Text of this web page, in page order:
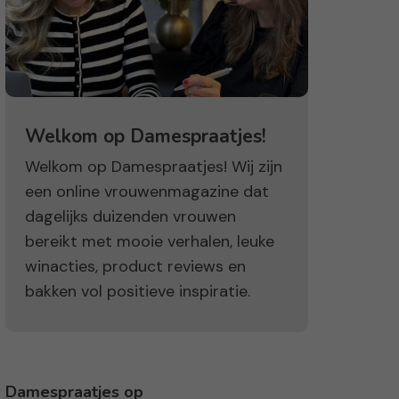
Welkom op Damespraatjes!
Welkom op Damespraatjes! Wij zijn
een online vrouwenmagazine dat
dagelijks duizenden vrouwen
bereikt met mooie verhalen, leuke
winacties, product reviews en
bakken vol positieve inspiratie.
Damespraatjes op